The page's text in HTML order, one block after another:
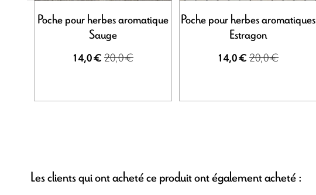
Poche pour herbes aromatique
Sauge
14,0 € 20,0 €
Poche pour herbes aromatiques
Estragon
14,0 € 20,0 €
Les clients qui ont acheté ce produit ont également acheté :